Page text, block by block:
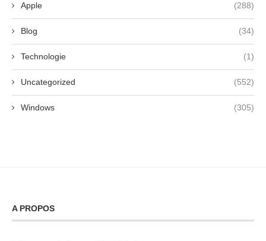
Apple (288)
Blog (34)
Technologie (1)
Uncategorized (552)
Windows (305)
A PROPOS